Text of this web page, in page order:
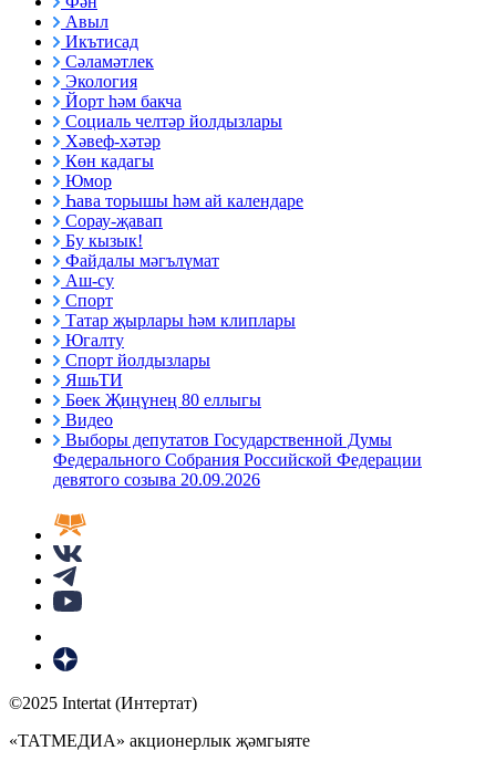
Авыл
Икътисад
Сәламәтлек
Экология
Йорт һәм бакча
Социаль челтәр йолдызлары
Хәвеф-хәтәр
Көн кадагы
Юмор
Һава торышы һәм ай календаре
Сорау-җавап
Бу кызык!
Файдалы мәгълүмат
Аш-су
Спорт
Татар җырлары һәм клиплары
Югалту
Спорт йолдызлары
ЯшьТИ
Бөек Җиңүнең 80 еллыгы
Видео
Выборы депутатов Государственной Думы
Федерального Собрания Российской Федерации
девятого созыва 20.09.2026
©2025 Intertat (Интертат)
«ТАТМЕДИА» акционерлык җәмгыяте